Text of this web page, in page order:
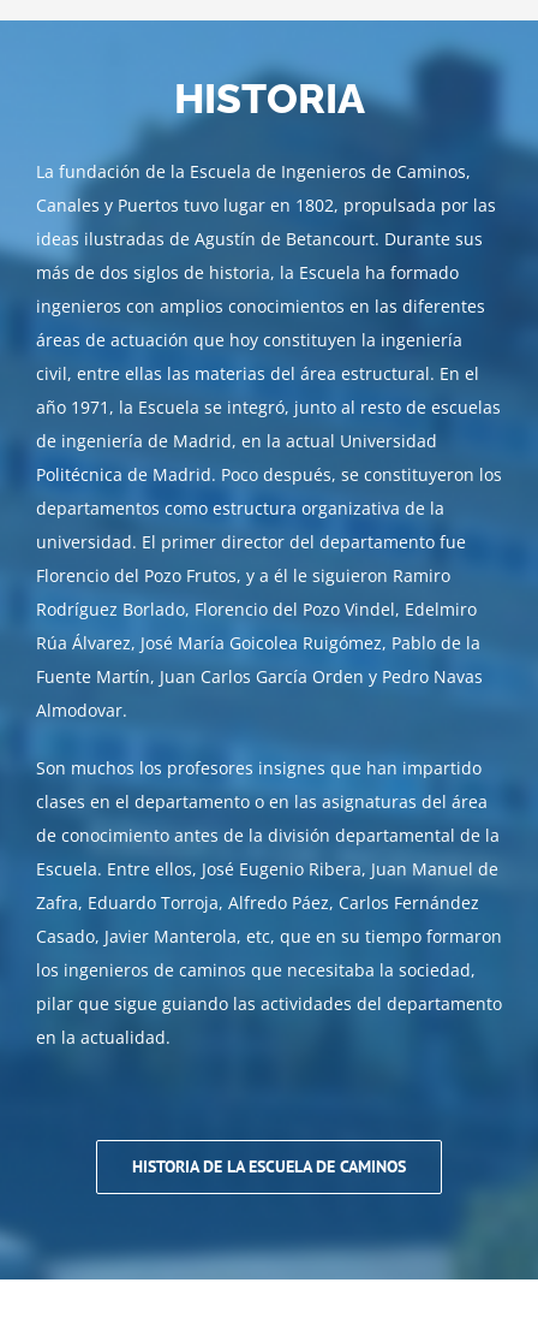
HISTORIA
La fundación de la Escuela de Ingenieros de Caminos,
Canales y Puertos tuvo lugar en 1802, propulsada por las
ideas ilustradas de Agustín de Betancourt. Durante sus
más de dos siglos de historia, la Escuela ha formado
ingenieros con amplios conocimientos en las diferentes
áreas de actuación que hoy constituyen la ingeniería
civil, entre ellas las materias del área estructural. En el
año 1971, la Escuela se integró, junto al resto de escuelas
de ingeniería de Madrid, en la actual Universidad
Politécnica de Madrid. Poco después, se constituyeron los
departamentos como estructura organizativa de la
universidad. El primer director del departamento fue
Florencio del Pozo Frutos, y a él le siguieron Ramiro
Rodríguez Borlado, Florencio del Pozo Vindel, Edelmiro
Rúa Álvarez, José María Goicolea Ruigómez, Pablo de la
Fuente Martín, Juan Carlos García Orden y Pedro Navas
Almodovar.
Son muchos los profesores insignes que han impartido
clases en el departamento o en las asignaturas del área
de conocimiento antes de la división departamental de la
Escuela. Entre ellos, José Eugenio Ribera, Juan Manuel de
Zafra, Eduardo Torroja, Alfredo Páez, Carlos Fernández
Casado, Javier Manterola, etc, que en su tiempo formaron
los ingenieros de caminos que necesitaba la sociedad,
pilar que sigue guiando las actividades del departamento
en la actualidad.
HISTORIA DE LA ESCUELA DE CAMINOS